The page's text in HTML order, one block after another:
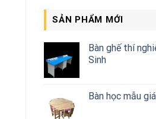
SẢN PHẨM MỚI
Bàn ghế thí
Sinh
Bàn học mẫu